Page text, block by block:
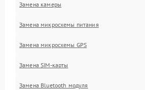
Замена камеры
Замена микросхемы питания
Замена микросхемы GPS
Замена SIM-карты
Замена Bluetooth модуля